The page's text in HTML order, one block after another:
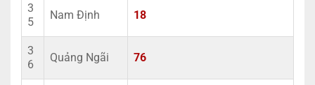
3
5
Nam Định 18
3
6
Quảng Ngãi 76